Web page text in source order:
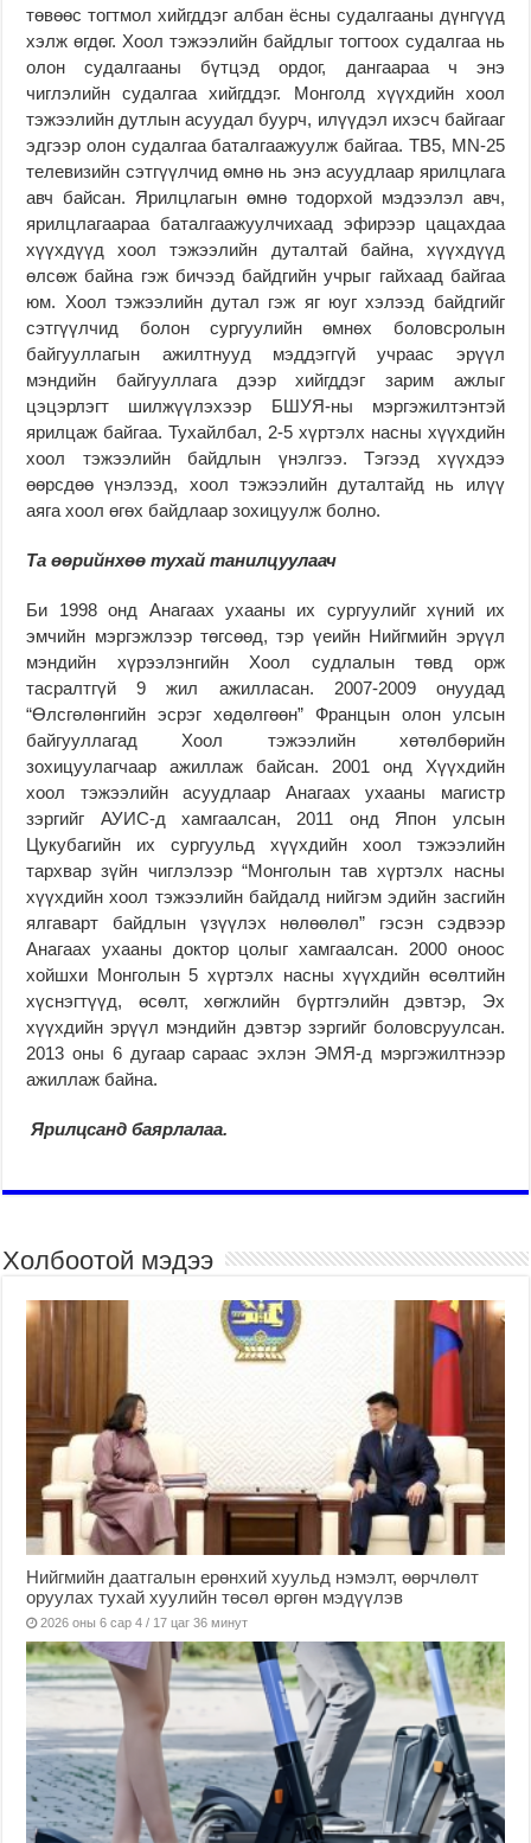
төвөөс тогтмол хийгддэг албан ёсны судалгааны дүнгүүд
хэлж өгдөг. Хоол тэжээлийн байдлыг тогтоох судалгаа нь
олон судалгааны бүтцэд ордог, дангаараа ч энэ
чиглэлийн судалгаа хийгддэг. Монголд хүүхдийн хоол
тэжээлийн дутлын асуудал буурч, илүүдэл ихэсч байгааг
эдгээр олон судалгаа баталгаажуулж байгаа. ТВ5, MN-25
телевизийн сэтгүүлчид өмнө нь энэ асуудлаар ярилцлага
авч байсан. Ярилцлагын өмнө тодорхой мэдээлэл авч,
ярилцлагаараа баталгаажуулчихаад эфирээр цацахдаа
хүүхдүүд хоол тэжээлийн дуталтай байна, хүүхдүүд
өлсөж байна гэж бичээд байдгийн учрыг гайхаад байгаа
юм. Хоол тэжээлийн дутал гэж яг юуг хэлээд байдгийг
сэтгүүлчид болон сургуулийн өмнөх боловсролын
байгууллагын ажилтнууд мэддэггүй учраас эрүүл
мэндийн байгууллага дээр хийгддэг зарим ажлыг
цэцэрлэгт шилжүүлэхээр БШУЯ-ны мэргэжилтэнтэй
ярилцаж байгаа. Тухайлбал, 2-5 хүртэлх насны хүүхдийн
хоол тэжээлийн байдлын үнэлгээ. Тэгээд хүүхдээ
өөрсдөө үнэлээд, хоол тэжээлийн дуталтайд нь илүү
аяга хоол өгөх байдлаар зохицуулж болно.
Та өөрийнхөө тухай танилцуулаач
Би 1998 онд Анагаах ухааны их сургуулийг хүний их
эмчийн мэргэжлээр төгсөөд, тэр үеийн Нийгмийн эрүүл
мэндийн хүрээлэнгийн Хоол судлалын төвд орж
тасралтгүй 9 жил ажилласан. 2007-2009 онуудад
“Өлсгөлөнгийн эсрэг хөдөлгөөн” Францын олон улсын
байгууллагад Хоол тэжээлийн хөтөлбөрийн
зохицуулагчаар ажиллаж байсан. 2001 онд Хүүхдийн
хоол тэжээлийн асуудлаар Анагаах ухааны магистр
зэргийг АУИС-д хамгаалсан, 2011 онд Япон улсын
Цукубагийн их сургуульд хүүхдийн хоол тэжээлийн
тархвар зүйн чиглэлээр “Монголын тав хүртэлх насны
хүүхдийн хоол тэжээлийн байдалд нийгэм эдийн засгийн
ялгаварт байдлын үзүүлэх нөлөөлөл” гэсэн сэдвээр
Анагаах ухааны доктор цолыг хамгаалсан. 2000 оноос
хойшхи Монголын 5 хүртэлх насны хүүхдийн өсөлтийн
хүснэгтүүд, өсөлт, хөгжлийн бүртгэлийн дэвтэр, Эх
хүүхдийн эрүүл мэндийн дэвтэр зэргийг боловсруулсан.
2013 оны 6 дугаар сараас эхлэн ЭМЯ-д мэргэжилтнээр
ажиллаж байна.
Ярилцсанд баярлалаа.
Холбоотой мэдээ
Нийгмийн даатгалын ерөнхий хуульд нэмэлт, өөрчлөлт
оруулах тухай хуулийн төсөл өргөн мэдүүлэв
2026 оны 6 сар 4 / 17 цаг 36 минут